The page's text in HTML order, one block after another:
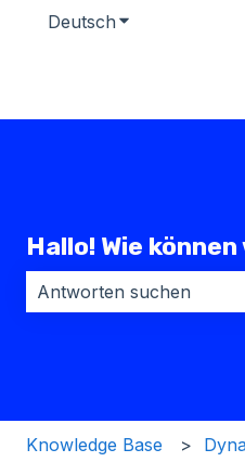
Deutsch Untermenü für
Hallo! Wie
Knowledge Base